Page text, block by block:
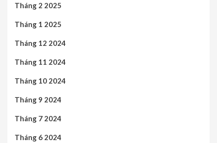
Tháng 2 2025
Tháng 1 2025
Tháng 12 2024
Tháng 11 2024
Tháng 10 2024
Tháng 9 2024
Tháng 7 2024
Tháng 6 2024